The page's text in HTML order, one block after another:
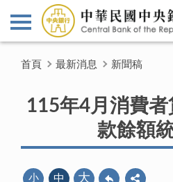
首頁 最新消息 新聞稿
115年4月消費
款餘額
小 中 大